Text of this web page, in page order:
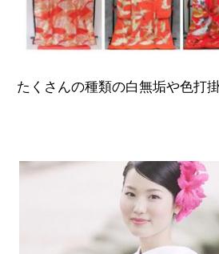
たくさんの種類の白無垢や色打